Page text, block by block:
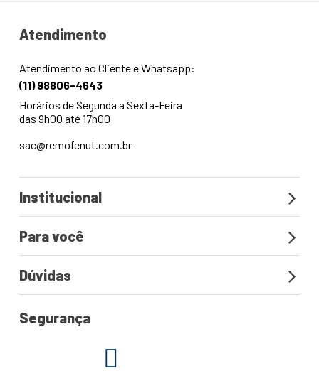
Atendimento
Atendimento ao Cliente e Whatsapp:
(11) 98806-4643
Horários de Segunda a Sexta-Feira
das 9h00 até 17h00
sac@remofenut.com.br
Institucional
Para você
Dúvidas
Segurança